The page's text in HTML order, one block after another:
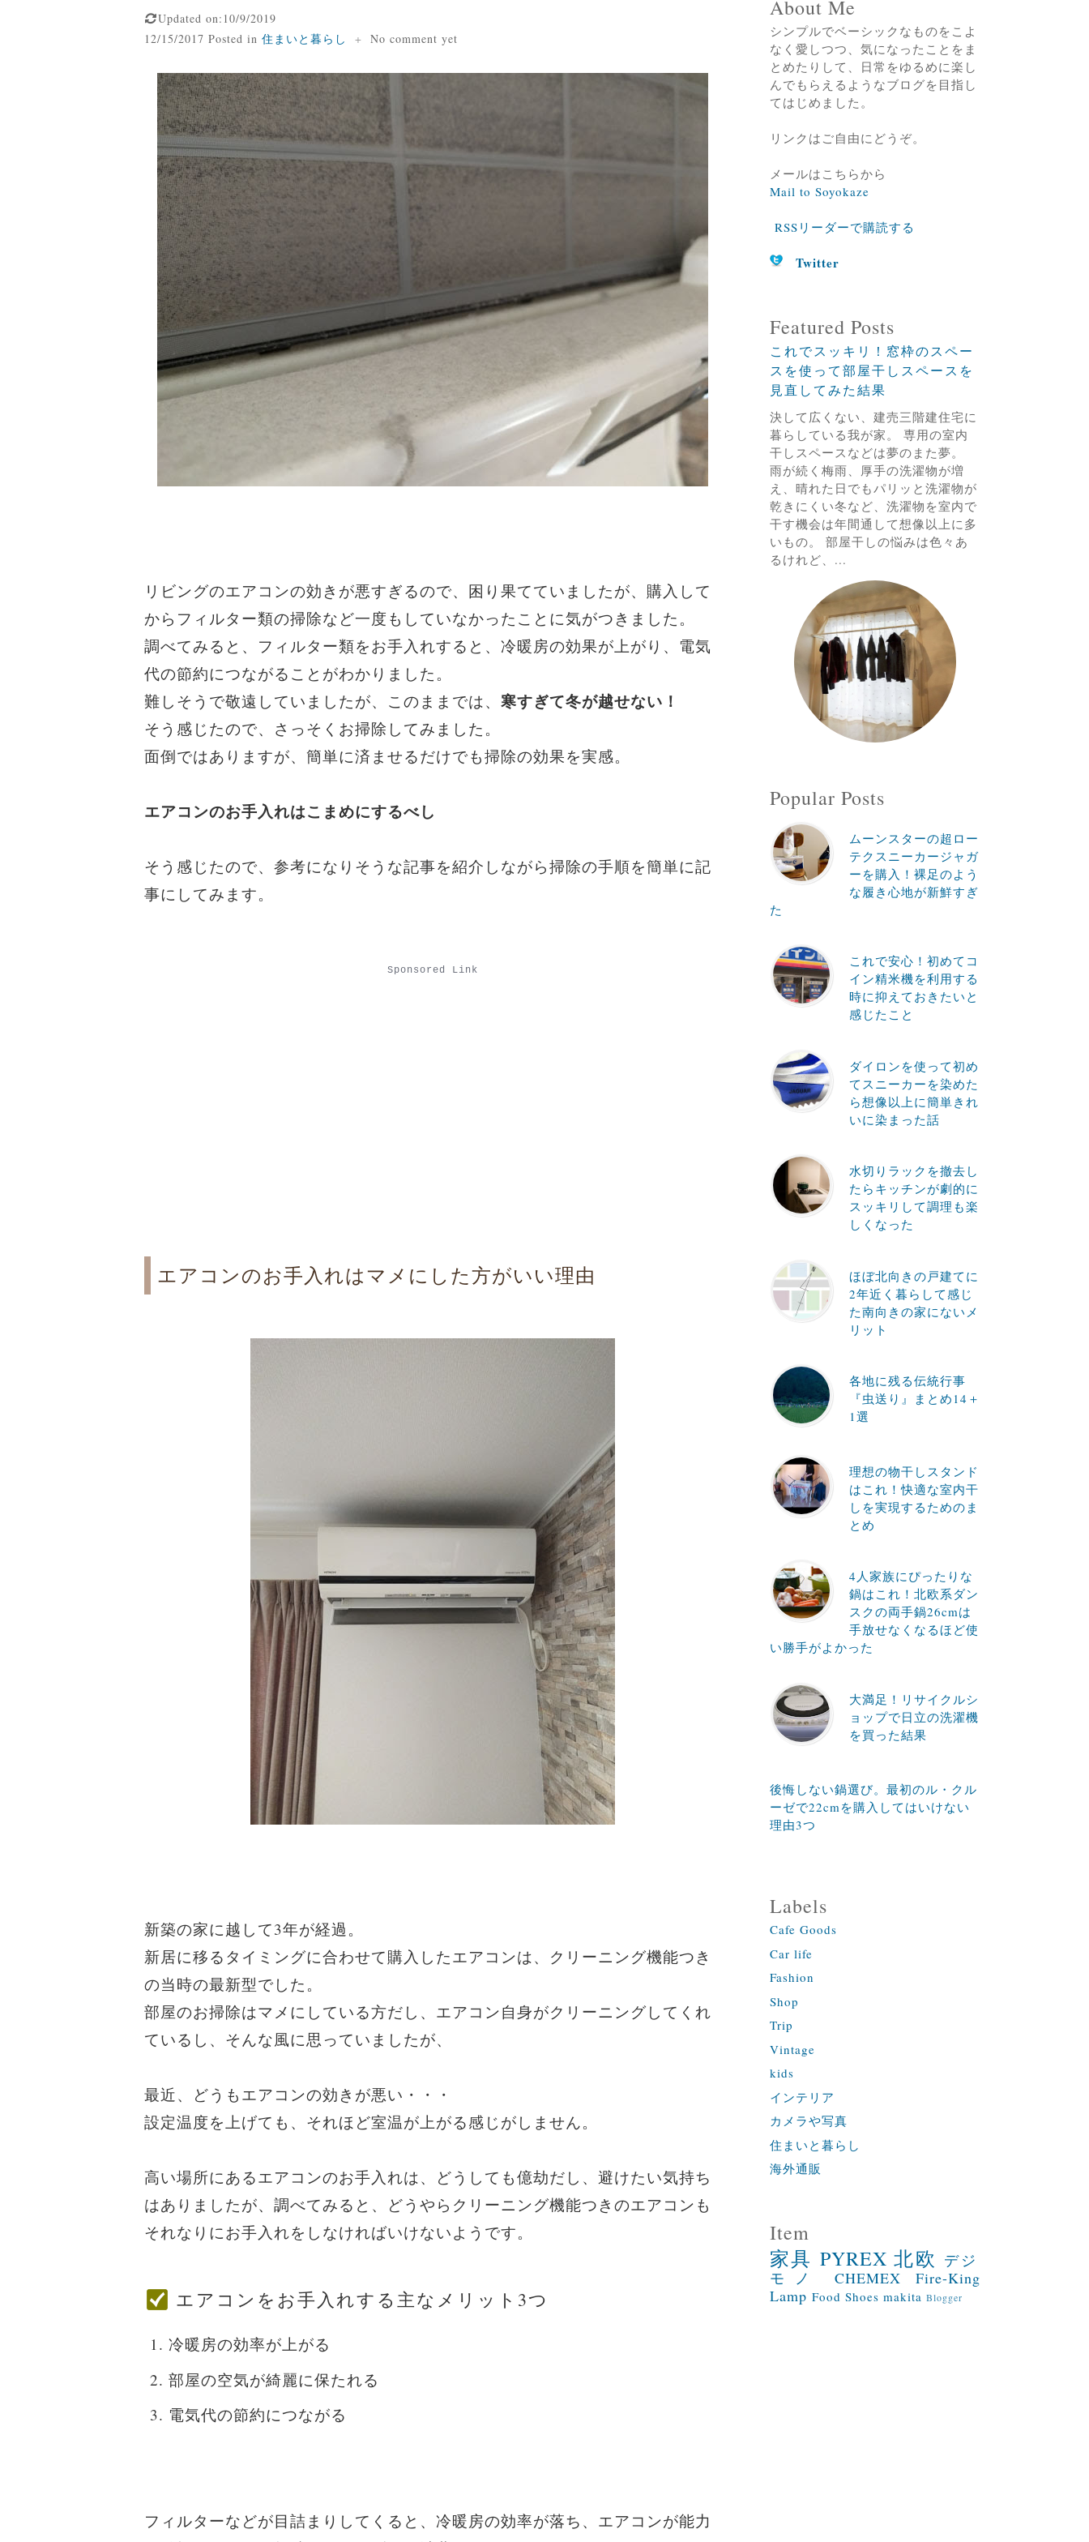
Updated on:10/9/2019
12/15/2017 Posted in 住まいと暮らし + No comment yet
リビングのエアコンの効きが悪すぎるので、困り果てていましたが、購入して
からフィルター類の掃除など一度もしていなかったことに気がつきました。
調べてみると、フィルター類をお手入れすると、冷暖房の効果が上がり、電気
代の節約につながることがわかりました。
難しそうで敬遠していましたが、このままでは、 寒すぎて冬が越せない！
そう感じたので、さっそくお掃除してみました。
面倒ではありますが、簡単に済ませるだけでも掃除の効果を実感。
エアコンのお手入れはこまめにするべし
そう感じたので、参考になりそうな記事を紹介しながら掃除の手順を簡単に記
事にしてみます。
Sponsored Link
エアコンのお手入れはマメにした方がいい理由
新築の家に越して3年が経過。
新居に移るタイミングに合わせて購入したエアコンは、クリーニング機能つき
の当時の最新型でした。
部屋のお掃除はマメにしている方だし、エアコン自身がクリーニングしてくれ
ているし、そんな風に思っていましたが、
最近、どうもエアコンの効きが悪い・・・
設定温度を上げても、それほど室温が上がる感じがしません。
高い場所にあるエアコンのお手入れは、どうしても億劫だし、避けたい気持ち
はありましたが、調べてみると、どうやらクリーニング機能つきのエアコンも
それなりにお手入れをしなければいけないようです。
エアコンをお手入れする主なメリット3つ
冷暖房の効率が上がる
部屋の空気が綺麗に保たれる
電気代の節約につながる
フィルターなどが目詰まりしてくると、冷暖房の効率が落ち、エアコンが能力
About Me
シンプルでベーシックなものをこよ
なく愛しつつ、気になったことをま
とめたりして、日常をゆるめに楽し
んでもらえるようなブログを目指し
てはじめました。
リンクはご自由にどうぞ。
メールはこちらから
Mail to Soyokaze
RSSリーダーで購読する
Twitter
Featured Posts
これでスッキリ！窓枠のスペー
スを使って部屋干しスペースを
見直してみた結果
決して広くない、建売三階建住宅に
暮らしている我が家。 専用の室内
干しスペースなどは夢のまた夢。
雨が続く梅雨、厚手の洗濯物が増
え、晴れた日でもパリッと洗濯物が
乾きにくい冬など、洗濯物を室内で
干す機会は年間通して想像以上に多
いもの。 部屋干しの悩みは色々あ
るけれど、...
Popular Posts
ムーンスターの超ロー
テクスニーカージャガ
ーを購入！裸足のよう
な履き心地が新鮮すぎ
た
これで安心！初めてコ
イン精米機を利用する
時に抑えておきたいと
感じたこと
ダイロンを使って初め
てスニーカーを染めた
ら想像以上に簡単きれ
いに染まった話
水切りラックを撤去し
たらキッチンが劇的に
スッキリして調理も楽
しくなった
ほぼ北向きの戸建てに
2年近く暮らして感じ
た南向きの家にないメ
リット
各地に残る伝統行事
『虫送り』まとめ14＋
1選
理想の物干しスタンド
はこれ！快適な室内干
しを実現するためのま
とめ
4人家族にぴったりな
鍋はこれ！北欧系ダン
スクの両手鍋26cmは
手放せなくなるほど使
い勝手がよかった
大満足！リサイクルシ
ョップで日立の洗濯機
を買った結果
後悔しない鍋選び。最初のル・クル
ーゼで22cmを購入してはいけない
理由3つ
Labels
Cafe Goods
Car life
Fashion
Shop
Trip
Vintage
kids
インテリア
カメラや写真
住まいと暮らし
海外通販
Item
家具 PYREX 北欧 デジ
モノ
CHEMEX
Fire-King
Lamp Food Shoes makita Blogger